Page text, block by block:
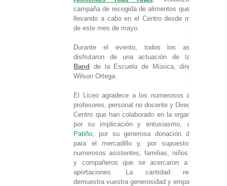
campaña de recogida de alimentos que se está
llevando a cabo en el Centro desde mediados
de este mes de mayo.
Durante el evento, todos los asistentes
disfrutaron de una actuación de la
Band de la Escuela de Música, dirigida por
Wilson Ortega.
El Liceo agradece a los numerosos alumnos,
profesores, personal no docente y Dirección del
Centro que han colaborado en la organización,
por su implicación y entusiasmo, a
Patiño , por su generosa donación de flores
para el mercadillo y, por supuesto, a los
numerosos asistentes, familias, niños y niñas
y compañeros que se acercaron a realizar
aportaciones. La cantidad recaudada
demuestra vuestra generosidad y empatía.